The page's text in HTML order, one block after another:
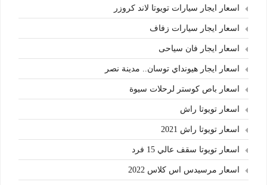
اسعار ايجار سيارات تويوتا لاند كروزر
اسعار ايجار سيارات زفاف
اسعار ايجار فان سياحى
اسعار ايجار هيونداي توسان.. مدينة نصر
اسعار باص كوستر لرحلات سيوة
اسعار تويوتا راش
اسعار تويوتا راش 2021
اسعار تويوتا سقف عالي 15 فرد
اسعار مرسيدس اس كلاس 2022